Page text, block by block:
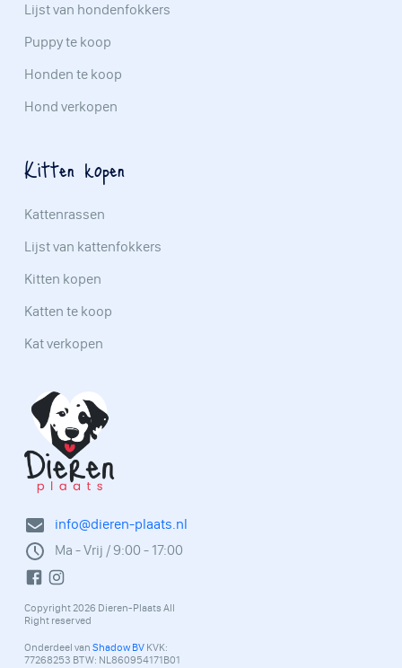
info@dieren-plaats.nl
Ma - Vrij / 9:00 - 17:00
Copyright 2026 Dieren-Plaats All
Right reserved
Onderdeel van Shadow BV KVK:
77268253 BTW: NL860954171B01
Lijst van hondenfokkers
Puppy te koop
Honden te koop
Hond verkopen
Kitten kopen
Kattenrassen
Lijst van kattenfokkers
Kitten kopen
Katten te koop
Kat verkopen